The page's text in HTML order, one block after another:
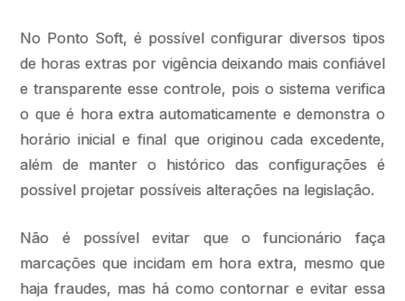
No Ponto Soft, é possível configurar diversos tipos
de horas extras por vigência deixando mais confiável
e transparente esse controle, pois o sistema verifica
o que é hora extra automaticamente e demonstra o
horário inicial e final que originou cada excedente,
além de manter o histórico das configurações é
possível projetar possíveis alterações na legislação.
Não é possível evitar que o funcionário faça
marcações que incidam em hora extra, mesmo que
haja fraudes, mas há como contornar e evitar essa